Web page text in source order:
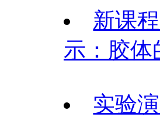
新课
示：胶体
实验